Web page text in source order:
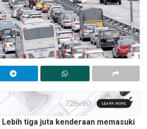
Lebih tiga juta kenderaan memasuki